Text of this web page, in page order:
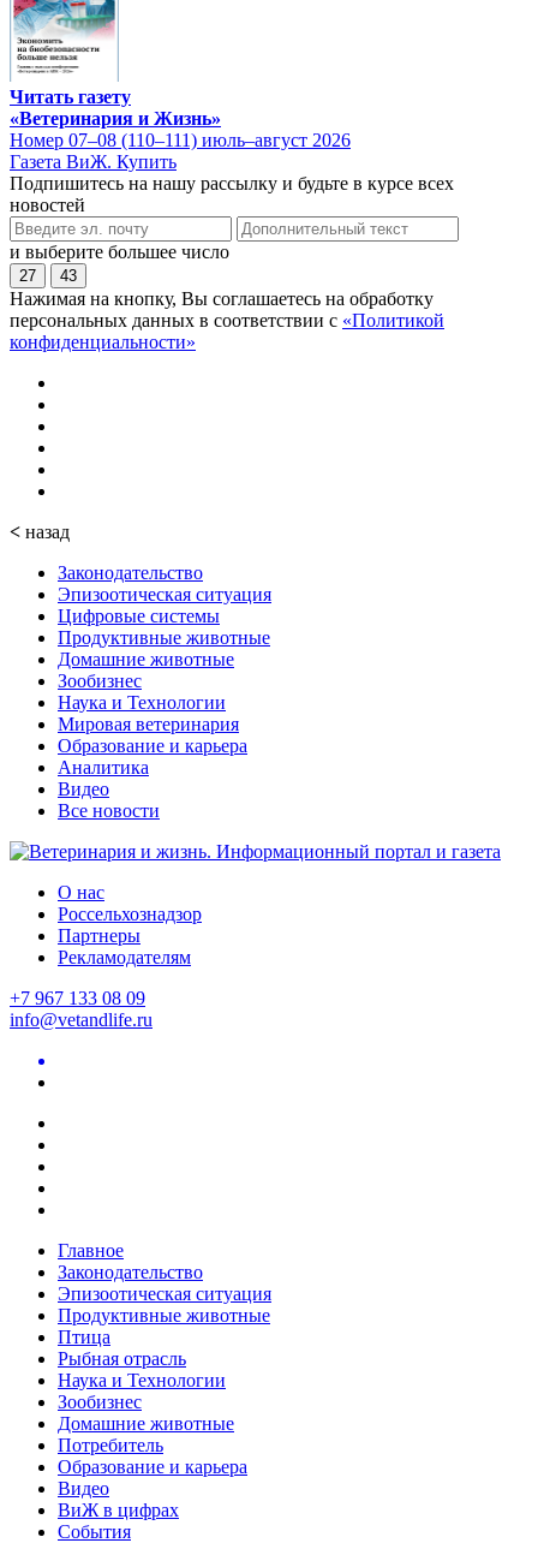
Читать газету
«Ветеринария и Жизнь»
Номер 07–08 (110–111) июль–август 2026
Газета ВиЖ. Купить
Подпишитесь на нашу рассылку и будьте в курсе всех
новостей
и выберите большее число
27 43
Нажимая на кнопку, Вы соглашаетесь на обработку
персональных данных в соответствии с «Политикой
конфиденциальности»
< назад
Законодательство
Эпизоотическая ситуация
Цифровые системы
Продуктивные животные
Домашние животные
Зообизнес
Наука и Технологии
Мировая ветеринария
Образование и карьера
Аналитика
Видео
Все новости
О нас
Россельхознадзор
Партнеры
Рекламодателям
+7 967 133 08 09
info@vetandlife.ru
Главное
Законодательство
Эпизоотическая ситуация
Продуктивные животные
Птица
Рыбная отрасль
Наука и Технологии
Зообизнес
Домашние животные
Потребитель
Образование и карьера
Видео
ВиЖ в цифрах
События